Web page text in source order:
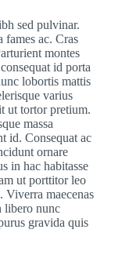
sed pulvinar.
fames ac. Cras
montes
id porta
lobortis mattis
varius
ut tortor pretium.
massa
id. Consequat ac
ornare
in hac habitasse
ut porttitor leo
Viverra maecenas
libero nunc
gravida quis